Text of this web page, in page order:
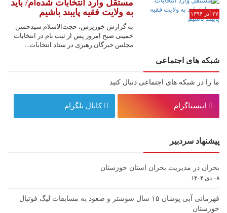
۲۷ آذر ۱۳۹۴
مستقل وارد انتخابات شده‌ام/ باید
به ولایت فقیه پایبند باشیم
به گزارش خوزپرس، حجت‌الاسلام سیدحسن
خمینی صبح امروز پس از ثبت نام در انتخابات
مجلس خبرگان رهبری در ستاد انتخابات...
شبکه های اجتماعی
ما را در شبکه های اجتماعی دنبال کنید
اینستاگرام کانال تلگرام
پیشنهاد سردبیر
بحران در مدیریت بحران استان خوزستان
۰۸ دی ۱۴۰۴
قهرمانی آبی پوشان ۱۵ سال شوشتر و صعود به مسابقات لیگ فوتبال
خوزستان